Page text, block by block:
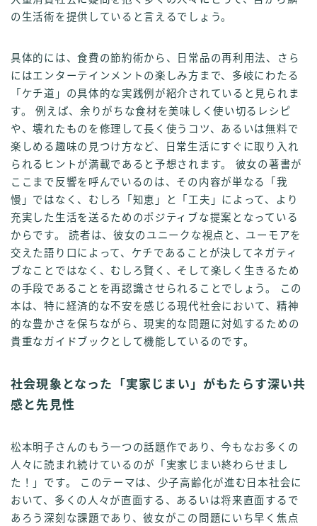
の生活術を提供していると言えるでしょう。
具体的には、食費の節約術から、日常品の再利用法、さら
にはエンターテインメントの楽しみ方まで、多岐にわたる
「ケチ道」の具体的な実践例が紹介されていると見られま
す。 例えば、余りがちな食材を美味しく使い切るレシピ
や、壊れたものを修理して長く使うコツ、あるいは無料で
楽しめる趣味の見つけ方など、日常生活にすぐに取り入れ
られるヒントが満載であると予想されます。 彼女の著書が
ここまで反響を呼んでいるのは、その内容が単なる「我
慢」ではなく、むしろ「知恵」と「工夫」によって、より
充実した生活を送るためのポジティブな提案となっている
からです。 読者は、彼女のユニークな視点と、ユーモアを
交えた語り口によって、ケチであることが決してネガティ
ブなことではなく、むしろ賢く、そして楽しく生きるため
の手段であることを再認識させられることでしょう。 この
本は、特に経済的な不安を感じる現代社会において、精神
的な豊かさを保ちながら、現実的な問題に対処するための
貴重なガイドブックとして機能しているのです。
社会現象となった「実家じまい」がもたらす深い共
感と先見性
松本明子さんのもう一つの話題作であり、今もなお多くの
人々に読まれ続けているのが「実家じまい終わらせまし
た！」です。 このテーマは、少子高齢化が進む日本社会に
おいて、多くの人々が直面する、あるいは将来直面するで
あろう深刻な課題であり、彼女がこの問題にいち早く焦点